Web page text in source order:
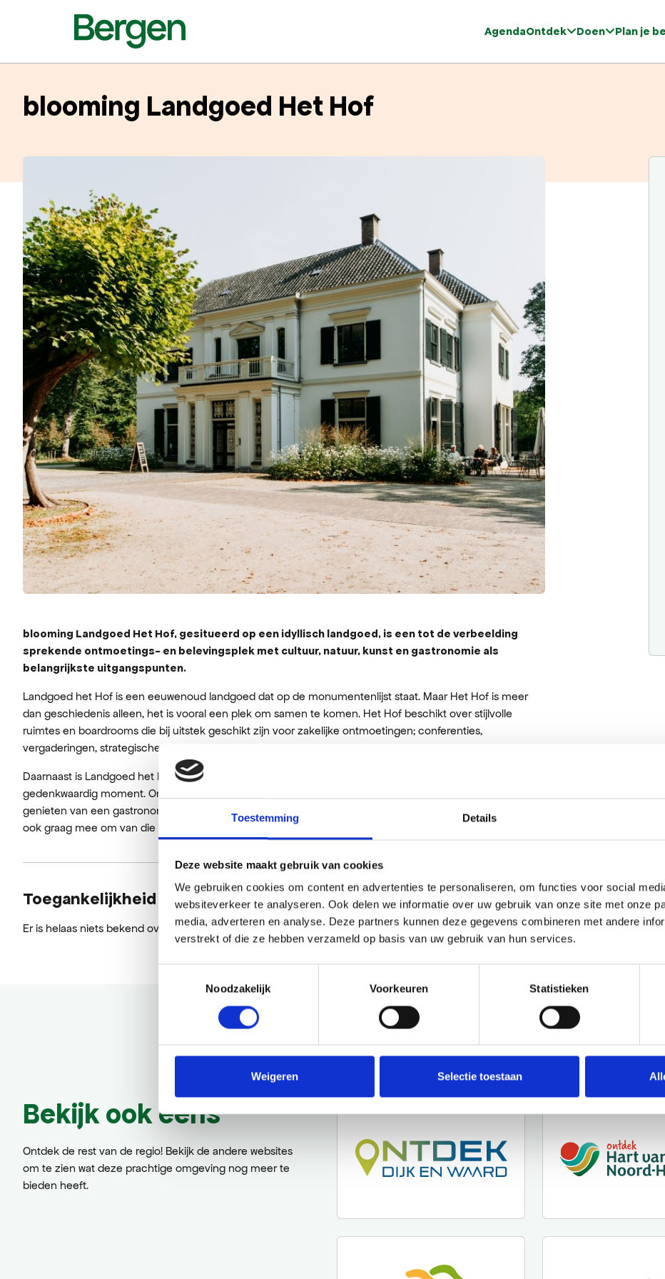
Toestemming Details
Deze website maakt gebruik van cookies
We gebruiken cookies om content en advertenties te personaliseren, om functies voor social
websiteverkeer te analyseren. Ook delen we informatie over uw gebruik van onze site met onze
media, adverteren en analyse. Deze partners kunnen deze gegevens combineren met andere
verstrekt of die ze hebben verzameld op basis van uw gebruik van hun services.
Noodzakelijk
Voorkeuren Statistieken
Weigeren Selectie toestaan
AgendaOntdek Doen Plan je
blooming Landgoed Het Hof
blooming Landgoed Het Hof, gesitueerd op een idyllisch landgoed, is een tot de verbeelding
sprekende ontmoetings- en belevingsplek met cultuur, natuur, kunst en gastronomie als
belangrijkste uitgangspunten.
Landgoed het Hof is een eeuwenoud landgoed dat op de monumentenlijst staat. Maar Het Hof is meer
dan geschiedenis alleen, het is vooral een plek om samen te komen. Het Hof beschikt over stijlvolle
ruimtes en boardrooms die bij uitstek geschikt zijn voor zakelijke ontmoetingen; conferenties,
vergaderingen, strategische sessies en events.
Daarnaast is Landgoed het Hof ook een plek om een ontvangst te organiseren ter gelegenheid van een
gedenkwaardig moment. Om iets te vieren of om samen te koken in een privé-keuken om vervolgens te
genieten van een gastronomisch diner. Bij Het Hof gaan we graag een stapje verder en we denken dan
ook graag mee om van die speciale gelegenheid echt iets bijzonders te maken.
Toegankelijkheid
Er is helaas niets bekend over de toegankelijkheid.
Bekijk ook eens
Ontdek de rest van de regio! Bekijk de andere websites
om te zien wat deze prachtige omgeving nog meer te
bieden heeft.